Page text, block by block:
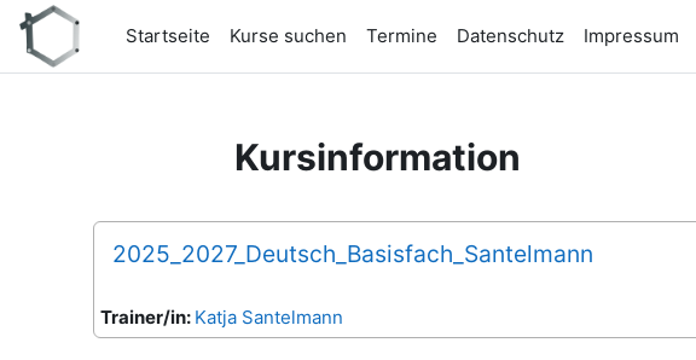
Zum Hauptinhalt
Startseite
Kurse suchen Termine Datenschutz Impressum
Kursinformation
2025_2027_Deutsch_Basisfach_Santelmann
Trainer/in: Katja Santelmann